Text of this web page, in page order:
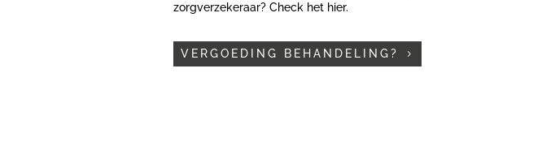
zorgverzekeraar? Check het hier.
VERGOEDING BEHANDELING?